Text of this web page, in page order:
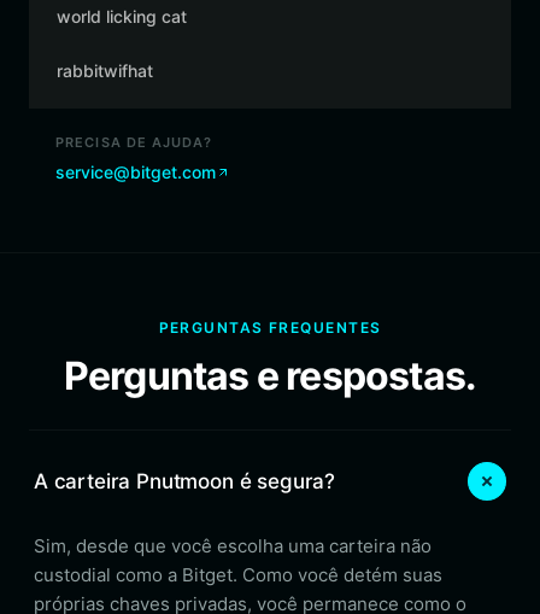
world licking cat
rabbitwifhat
PRECISA DE AJUDA?
service@bitget.com
PERGUNTAS FREQUENTES
Perguntas e respostas.
A carteira Pnutmoon é segura?
Sim, desde que você escolha uma carteira não
custodial como a Bitget. Como você detém suas
próprias chaves privadas, você permanece como o